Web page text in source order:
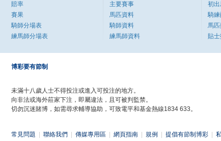
賠率
賽果
騎師分場表
練馬師分場表
主要賽事
馬匹資料
騎師資料
練馬師資料
初
騎
馬
貼
博彩要有節制
未滿十八歲人士不得投注或進入可投注的地方。
向非法或海外莊家下注，即屬違法，且可被判監禁。
切勿沉迷賭博，如需尋求輔導協助，可致電平和基金熱線1834 633。
常見問題 聯絡我們 傳媒專用區 網頁指南 規例 提倡有節制博彩